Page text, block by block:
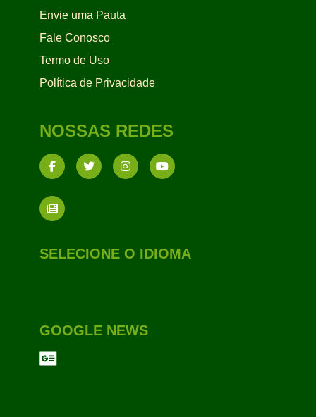
Envie uma Pauta
Fale Conosco
Termo de Uso
Política de Privacidade
NOSSAS REDES
SELECIONE O IDIOMA
GOOGLE NEWS